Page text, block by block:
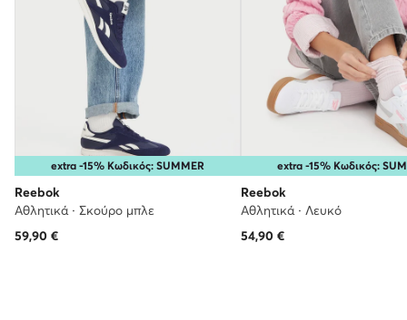
extra -15% Κωδικός: SUMMER
Reebok
Αθλητικά · Σκούρο μπλε
59,90 €
extra -15% Κωδικός:
Reebok
Αθλητικά · Λευκό
54,90€